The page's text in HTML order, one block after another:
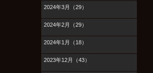
2024年3月（29）
2024年2月（29）
2024年1月（18）
2023年12月（43）